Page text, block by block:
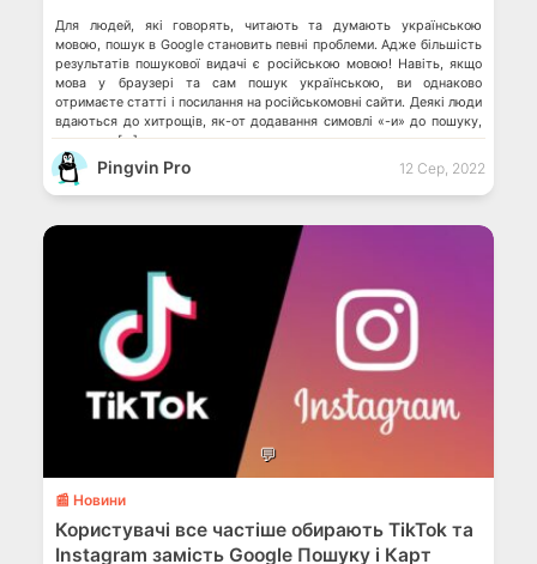
Для людей, які говорять, читають та думають українською
мовою, пошук в Google становить певні проблеми. Адже більшість
результатів пошукової видачі є російською мовою! Навіть, якщо
мова у браузері та сам пошук українською, ви однаково
отримаєте статті і посилання на російськомовні сайти. Деякі люди
вдаються до хитрощів, як-от додавання симовлі «-и» до пошуку,
але це не […]
Pingvin Pro 12 Сер, 2022
💬
📰 Новини
Користувачі все частіше обирають TikTok та
Instagram замість Google Пошуку і Карт